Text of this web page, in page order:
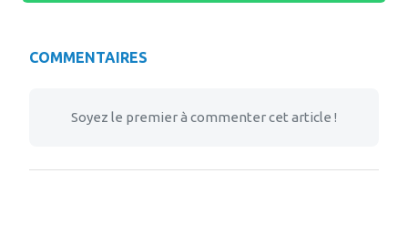
COMMENTAIRES
Soyez le premier à commenter cet article !